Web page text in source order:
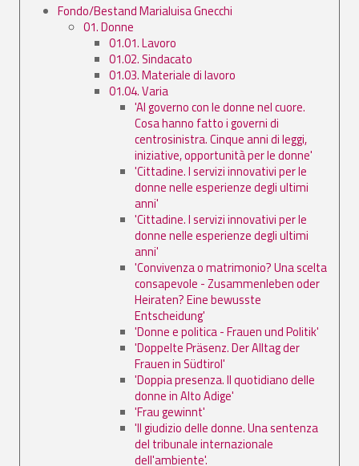
Fondo/Bestand Marialuisa Gnecchi
01. Donne
01.01. Lavoro
01.02. Sindacato
01.03. Materiale di lavoro
01.04. Varia
'Al governo con le donne nel cuore.
Cosa hanno fatto i governi di
centrosinistra. Cinque anni di leggi,
iniziative, opportunità per le donne'
'Cittadine. I servizi innovativi per le
donne nelle esperienze degli ultimi
anni'
'Cittadine. I servizi innovativi per le
donne nelle esperienze degli ultimi
anni'
'Convivenza o matrimonio? Una scelta
consapevole - Zusammenleben oder
Heiraten? Eine bewusste
Entscheidung'
'Donne e politica - Frauen und Politik'
'Doppelte Präsenz. Der Alltag der
Frauen in Südtirol'
'Doppia presenza. Il quotidiano delle
donne in Alto Adige'
'Frau gewinnt'
'Il giudizio delle donne. Una sentenza
del tribunale internazionale
dell'ambiente'.